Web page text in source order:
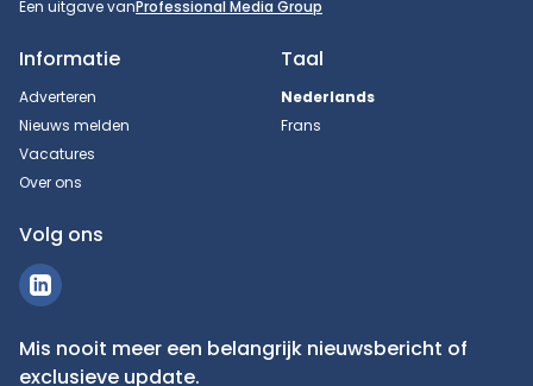
Een uitgave vanProfessional Media Group
Informatie
Adverteren
Nieuws melden
Vacatures
Over ons
Taal
Nederlands
Frans
Volg ons
Mis nooit meer een belangrijk nieuwsbericht of
exclusieve update.